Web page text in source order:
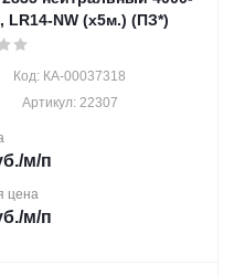
LR14-NW (х5м.) (ПЗ*)
Код: КА-00037318
Артикул: 22307
/м/п
цена
/м/п